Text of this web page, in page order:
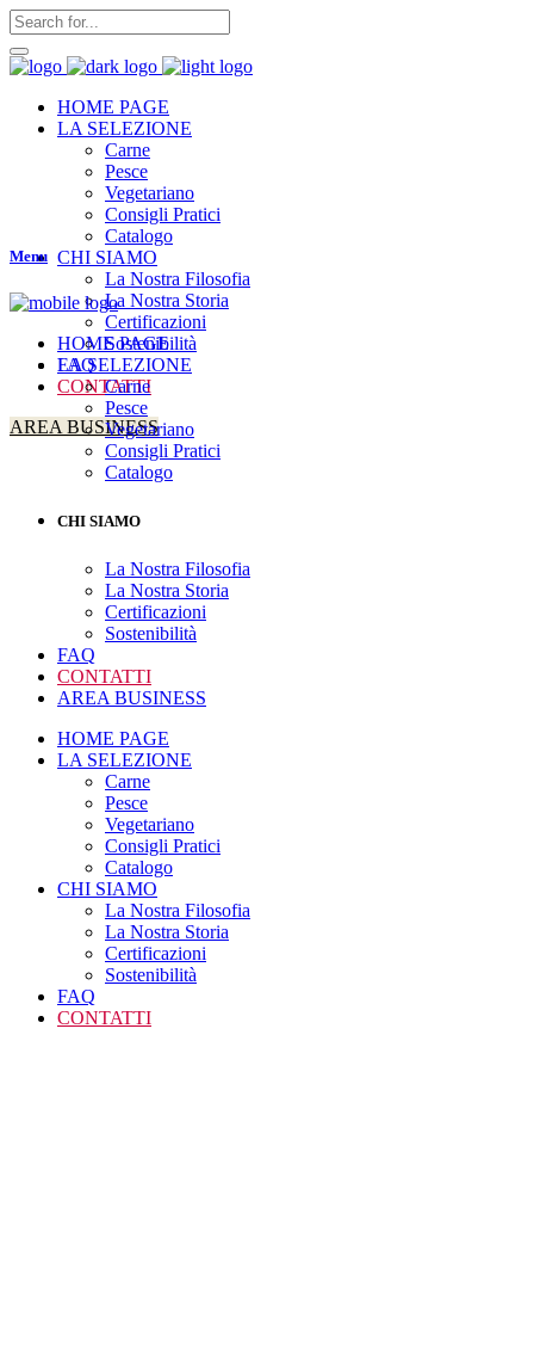
HOME PAGE
LA SELEZIONE
Carne
Pesce
Vegetariano
Consigli Pratici
Catalogo
CHI SIAMO
La Nostra Filosofia
La Nostra Storia
Certificazioni
Sostenibilità
FAQ
CONTATTI
AREA BUSINESS
Menu
HOME PAGE
LA SELEZIONE
Carne
Pesce
Vegetariano
Consigli Pratici
Catalogo
CHI SIAMO
La Nostra Filosofia
La Nostra Storia
Certificazioni
Sostenibilità
FAQ
CONTATTI
AREA BUSINESS
HOME PAGE
LA SELEZIONE
Carne
Pesce
Vegetariano
Consigli Pratici
Catalogo
CHI SIAMO
La Nostra Filosofia
La Nostra Storia
Certificazioni
Sostenibilità
FAQ
CONTATTI